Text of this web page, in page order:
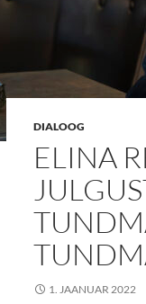
DIALOOG
ELINA
1. JAANUAR 2022